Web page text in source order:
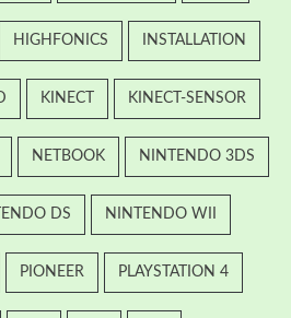
HIGHFONICS INSTALLATION
KINECT KINECT-SENSOR
NETBOOK NINTENDO 3DS
DS NINTENDO WII
PIONEER PLAYSTATION 4